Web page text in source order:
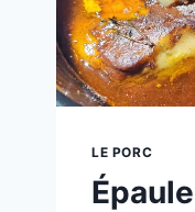
LE PORC